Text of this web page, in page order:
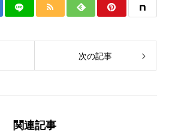
次の記事
関連記事